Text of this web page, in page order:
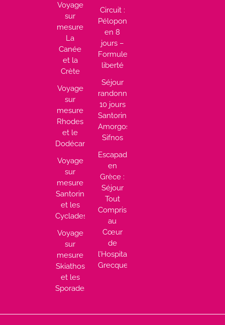
Voyage
sur
mesure
La
Canée
et la
Crète
Voyage
sur
mesure
Rhodes
et le
Dodécanèse
Voyage
sur
mesure
Santorin
et les
Cyclades
Voyage
sur
mesure
Skiathos
et les
Sporades
Circuit :
Péloponnèse
en 8
jours –
Formule
liberté
Séjour
randonnée
10 jours
Santorin,
Amorgos,
Sifnos
Escapade
en
Grèce :
Séjour
Tout
Compris
au
Cœur
de
l’Hospitalité
Grecque